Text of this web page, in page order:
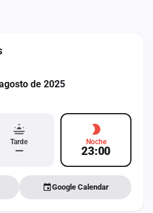
de 2025
Tarde
—
Noche
23:00
Google Calendar